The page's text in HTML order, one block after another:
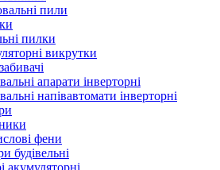
пили
пилки
викрутки
апарати інверторні
напівавтомати інверторні
фени
будівельні
акумуляторні